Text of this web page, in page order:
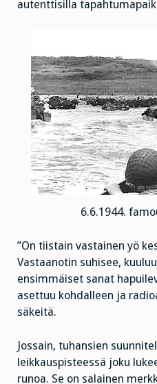
autenttisilla
6.6.1944.
”On tiistain vastainen yö
Vastaanotin suhisee,
ensimmäiset sanat
asettuu kohdalleen ja
säkeitä.
Jossain, tuhansien
leikkauspisteessä joku
runoa. Se on salainen